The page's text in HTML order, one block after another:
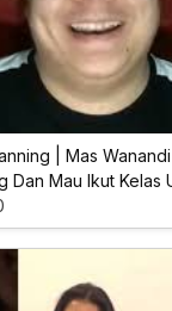
| Mas
Dan Mau Ikut Kelas